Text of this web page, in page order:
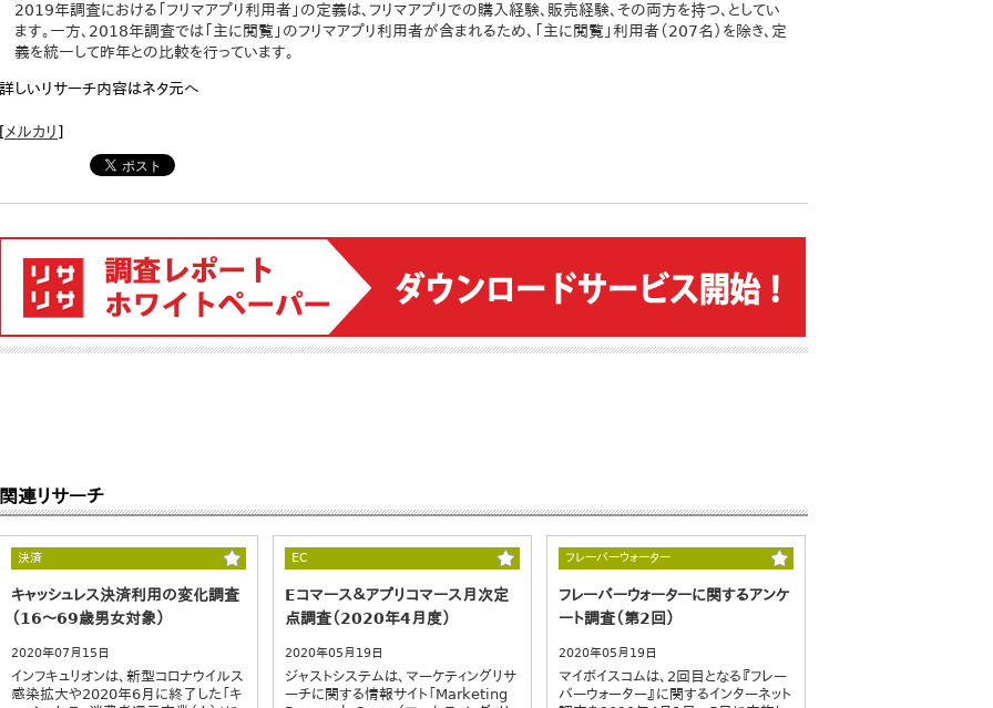
2019年調査における「フリマアプリ利用者」の定義は、フリマアプリでの購入経験、販売経験、その両方を持つ、としてい
ます。一方、2018年調査では「主に閲覧」のフリマアプリ利用者が含まれるため、「主に閲覧」利用者（207名）を除き、定
義を統一して昨年との比較を行っています。
詳しいリサーチ内容はネタ元へ
[メルカリ]
関連リサーチ
決済
キャッシュレス決済利用の変化調査
（16～69歳男女対象）
2020年07月15日
インフキュリオンは、新型コロナウイルス
感染拡大や2020年6月に終了した「キ
EC
Eコマース＆アプリコマース月次定
点調査（2020年4月度）
2020年05月19日
ジャストシステムは、マーケティングリサ
ーチに関する情報サイト「Marketing
フレーバーウォーター
フレーバーウォーターに関するアンケ
ート調査（第2回）
2020年05月19日
マイボイスコムは、2回目となる『フレー
バーウォーター』に関するインターネット